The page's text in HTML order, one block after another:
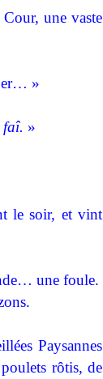
une vaste
»
»
le soir, et vint
une foule.
Paysannes
rôtis, de